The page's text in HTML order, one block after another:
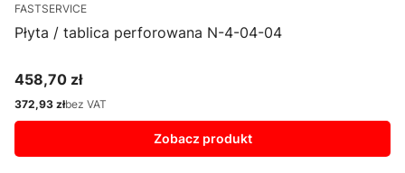
FASTSERVICE
Płyta / tablica perforowana N-4-04-04
Cena
458,70 zł
Cena
372,93 złbez VAT
Zobacz produkt